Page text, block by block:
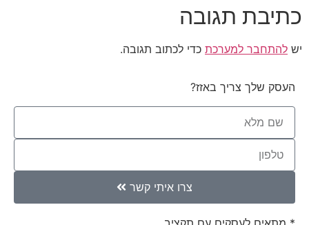
כתיבת תגובה
יש להתחבר למערכת כדי לכתוב תגובה.
העסק שלך צריך באזז?
צרו איתי קשר